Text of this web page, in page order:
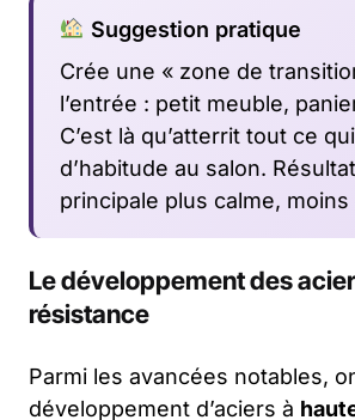
Suggestion pratique
Crée une « zone de
l’entrée : petit meuble,
C’est là qu’atterrit tout ce
d’habitude au salon.
principale plus calme, moins
Le développement des
résistance
Parmi les avancées notables,
développement d’aciers à